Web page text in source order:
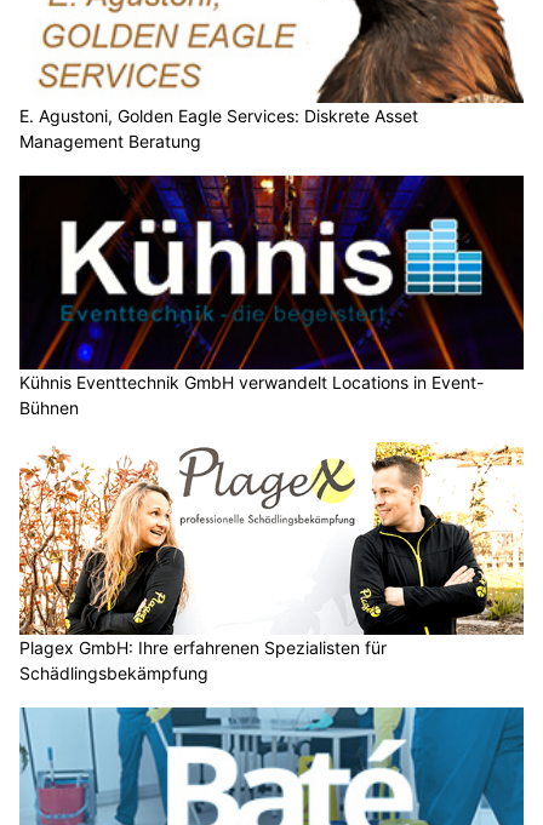
E. Agustoni, Golden Eagle Services: Diskrete Asset
Management Beratung
Kühnis Eventtechnik GmbH verwandelt Locations in Event-
Bühnen
Plagex GmbH: Ihre erfahrenen Spezialisten für
Schädlingsbekämpfung